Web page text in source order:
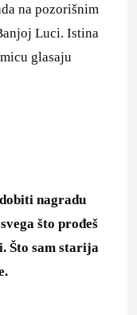
na pozorišnim
Luci. Istina
glasaju
nagradu
što prođeš
Što sam starija